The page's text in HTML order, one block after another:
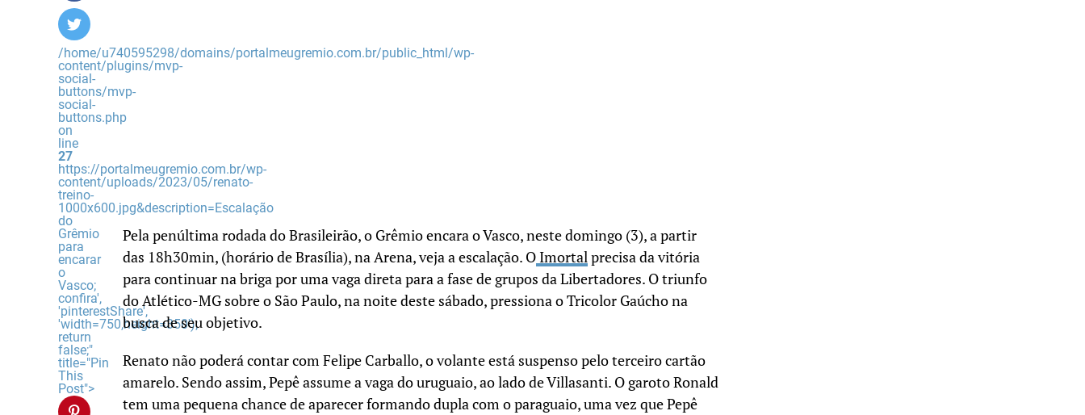
/home/u740595298/domains/portalmeugremio.com.br/public_html/wp-
content/plugins/mvp-
social-
buttons/mvp-
social-
buttons.php
on
line
27
https://portalmeugremio.com.br/wp-
content/uploads/2023/05/renato-
treino-
1000x600.jpg&description=Escalação
do
Grêmio
para
encarar
o
Vasco;
confira',
'pinterestShare',
'width=750,height=350');
return
false;"
title="Pin
This
Post">
Pela penúltima rodada do Brasileirão, o Grêmio encara o Vasco, neste domingo (3), a partir
das 18h30min, (horário de Brasília), na Arena, veja a escalação. O Imortalprecisa da vitória
para continuar na briga por uma vaga direta para a fase de grupos da Libertadores. O triunfo
do Atlético-MG sobre o São Paulo, na noite deste sábado, pressiona o Tricolor Gaúcho na
busca de seu objetivo.
Renato não poderá contar com Felipe Carballo, o volante está suspenso pelo terceiro cartão
amarelo. Sendo assim, Pepê assume a vaga do uruguaio, ao lado de Villasanti. O garoto Ronald
tem uma pequena chance de aparecer formando dupla com o paraguaio, uma vez que Pepê